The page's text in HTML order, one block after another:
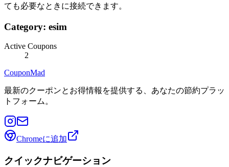
ても必要なときに接続できます。
Category: esim
Active Coupons
2
CouponMad
最新のクーポンとお得情報を提供する、あなたの節約プラッ
トフォーム。
Chromeに追加
クイックナビゲーション